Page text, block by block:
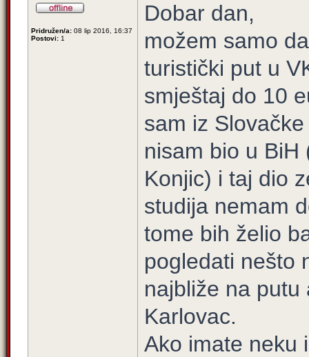
Pridružen/a: 08 lip 2016, 16:37
Postovi: 1
Dobar dan,
možem samo
turistički put u
smještaj do 10
sam iz
nisam bio u BiH
Konjic) i taj dio
studija nemam
tome bih želio
pogledati nešto
najbliže na
Karlovac.
Ako imate neku